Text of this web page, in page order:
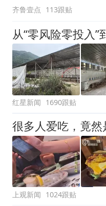
齐鲁壹点 113跟贴
红星新闻 1690跟贴
上观新闻 1024跟贴